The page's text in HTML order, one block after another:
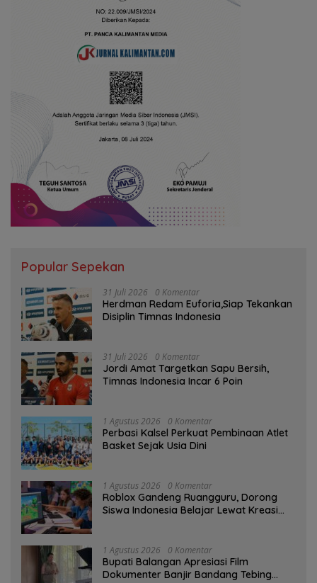
Popular Sepekan
31 Juli 2026 0 Komentar
Herdman Redam Euforia,Siap Tekankan
Disiplin Timnas Indonesia
31 Juli 2026 0 Komentar
Jordi Amat Targetkan Sapu Bersih,
Timnas Indonesia Incar 6 Poin
1 Agustus 2026 0 Komentar
Perbasi Kalsel Perkuat Pembinaan Atlet
Basket Sejak Usia Dini
1 Agustus 2026 0 Komentar
Roblox Gandeng Ruangguru, Dorong
Siswa Indonesia Belajar Lewat Kreasi
1 Agustus 2026 0 Komentar
Bupati Balangan Apresiasi Film
Dokumenter Banjir Bandang Tebing